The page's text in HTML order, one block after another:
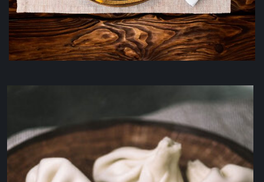
Ассорти грузинских солений
650₽